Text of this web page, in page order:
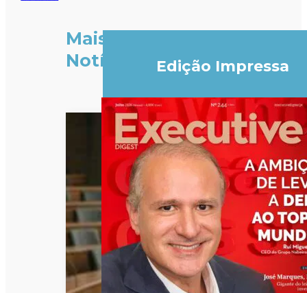
Mais
Notícias
Edição Impressa